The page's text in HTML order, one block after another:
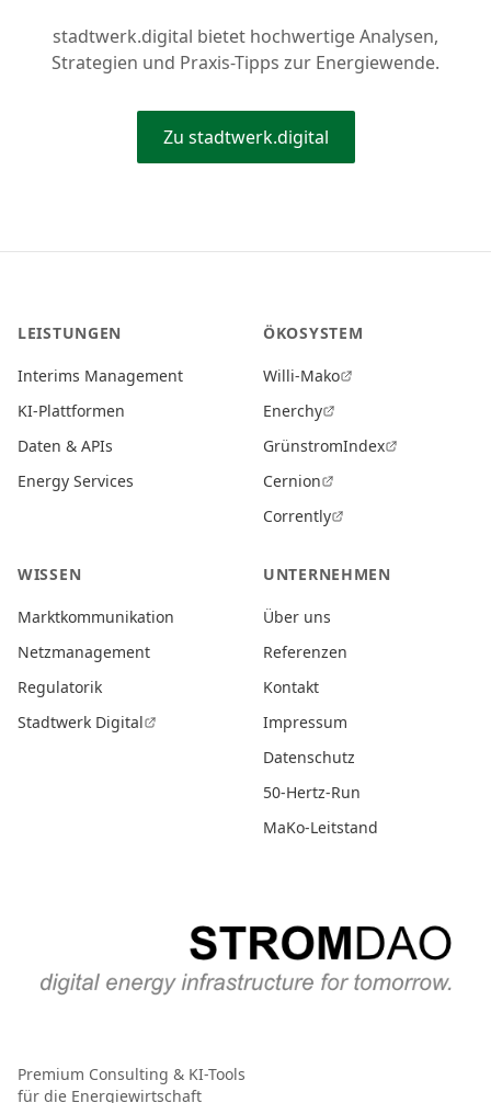
stadtwerk.digital bietet hochwertige Analysen,
Strategien und Praxis-Tipps zur Energiewende.
Zu stadtwerk.digital
LEISTUNGEN
Interims Management
KI-Plattformen
Daten & APIs
Energy Services
ÖKOSYSTEM
Willi-Mako
Enerchy
GrünstromIndex
Cernion
Corrently
WISSEN
Marktkommunikation
Netzmanagement
Regulatorik
Stadtwerk Digital
UNTERNEHMEN
Über uns
Referenzen
Kontakt
Impressum
Datenschutz
50-Hertz-Run
MaKo-Leitstand
Premium Consulting & KI-Tools
für die Energiewirtschaft